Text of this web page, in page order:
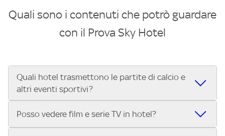
Quali sono i contenuti che potrò guardare
con il Prova Sky Hotel
Quali hotel trasmettono le partite di calcio e
altri eventi sportivi?
Se cerchi un hotel dove poter vedere le partite di Serie A,
Posso vedere film e serie TV in hotel?